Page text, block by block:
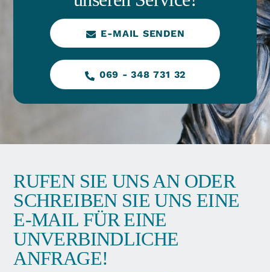
E-MAIL SENDEN
069 - 348 731 32
RUFEN SIE UNS AN ODER
SCHREIBEN SIE UNS EINE
E-MAIL FÜR EINE
UNVERBINDLICHE
ANFRAGE!